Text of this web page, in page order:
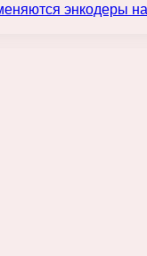
энкодеры